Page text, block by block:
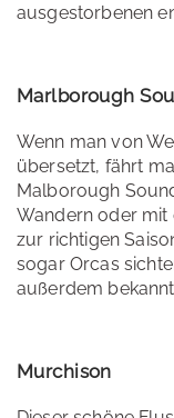
ausgestorbenen
Marlborough
Wenn man von
übersetzt, fährt
Malborough
Wandern oder mit
zur richtigen
sogar Orcas
außerdem
Murchison